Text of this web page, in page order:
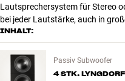
ANGEBOTE
Anmelden
Kundendienst
Lautsprechersystem für Stereo
bei jeder Lautstärke, auch in
INHALT:
Passiv Subwoofer
4 STK.